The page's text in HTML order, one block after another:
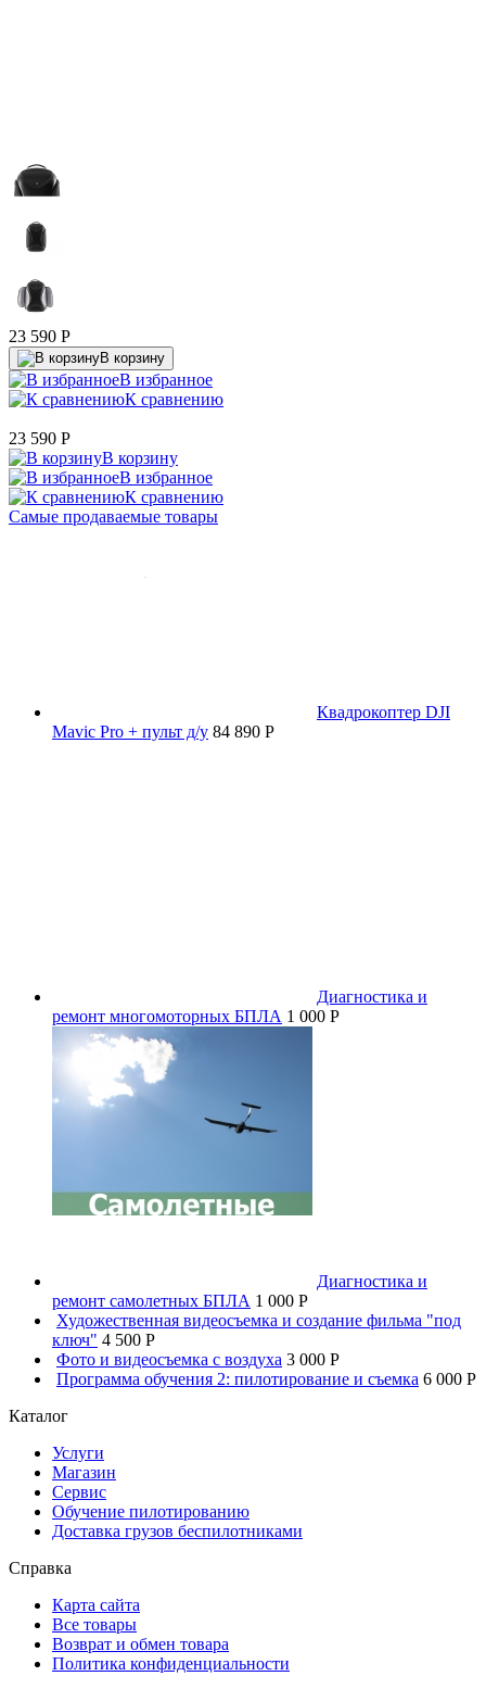
23 590 P
В корзину
В избранное
К сравнению
23 590 P
В корзину
В избранное
К сравнению
Самые продаваемые товары
Квадрокоптер DJI
Mavic Pro + пульт д/у 84 890 P
Диагностика и
ремонт многомоторных БПЛА 1 000 P
Диагностика и
ремонт самолетных БПЛА 1 000 P
Художественная видеосъемка и создание фильма "под
ключ" 4 500 P
Фото и видеосъемка с воздуха 3 000 P
Программа обучения 2: пилотирование и съемка 6 000 P
Каталог
Услуги
Магазин
Сервис
Обучение пилотированию
Доставка грузов беспилотниками
Справка
Карта сайта
Все товары
Возврат и обмен товара
Политика конфиденциальности